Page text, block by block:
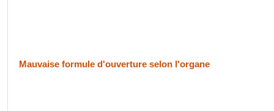
Mauvaise formule d'ouverture selon l'organe